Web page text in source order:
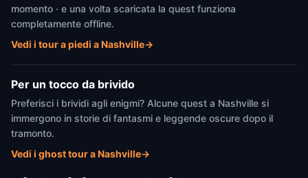
momento · e una volta scaricata la quest funziona
completamente offline.
Vedi i tour a piedi a Nashville→
Per un tocco da brivido
Preferisci i brividi agli enigmi? Alcune quest a Nashville si
immergono in storie di fantasmi e leggende oscure dopo il
tramonto.
Vedi i ghost tour a Nashville→